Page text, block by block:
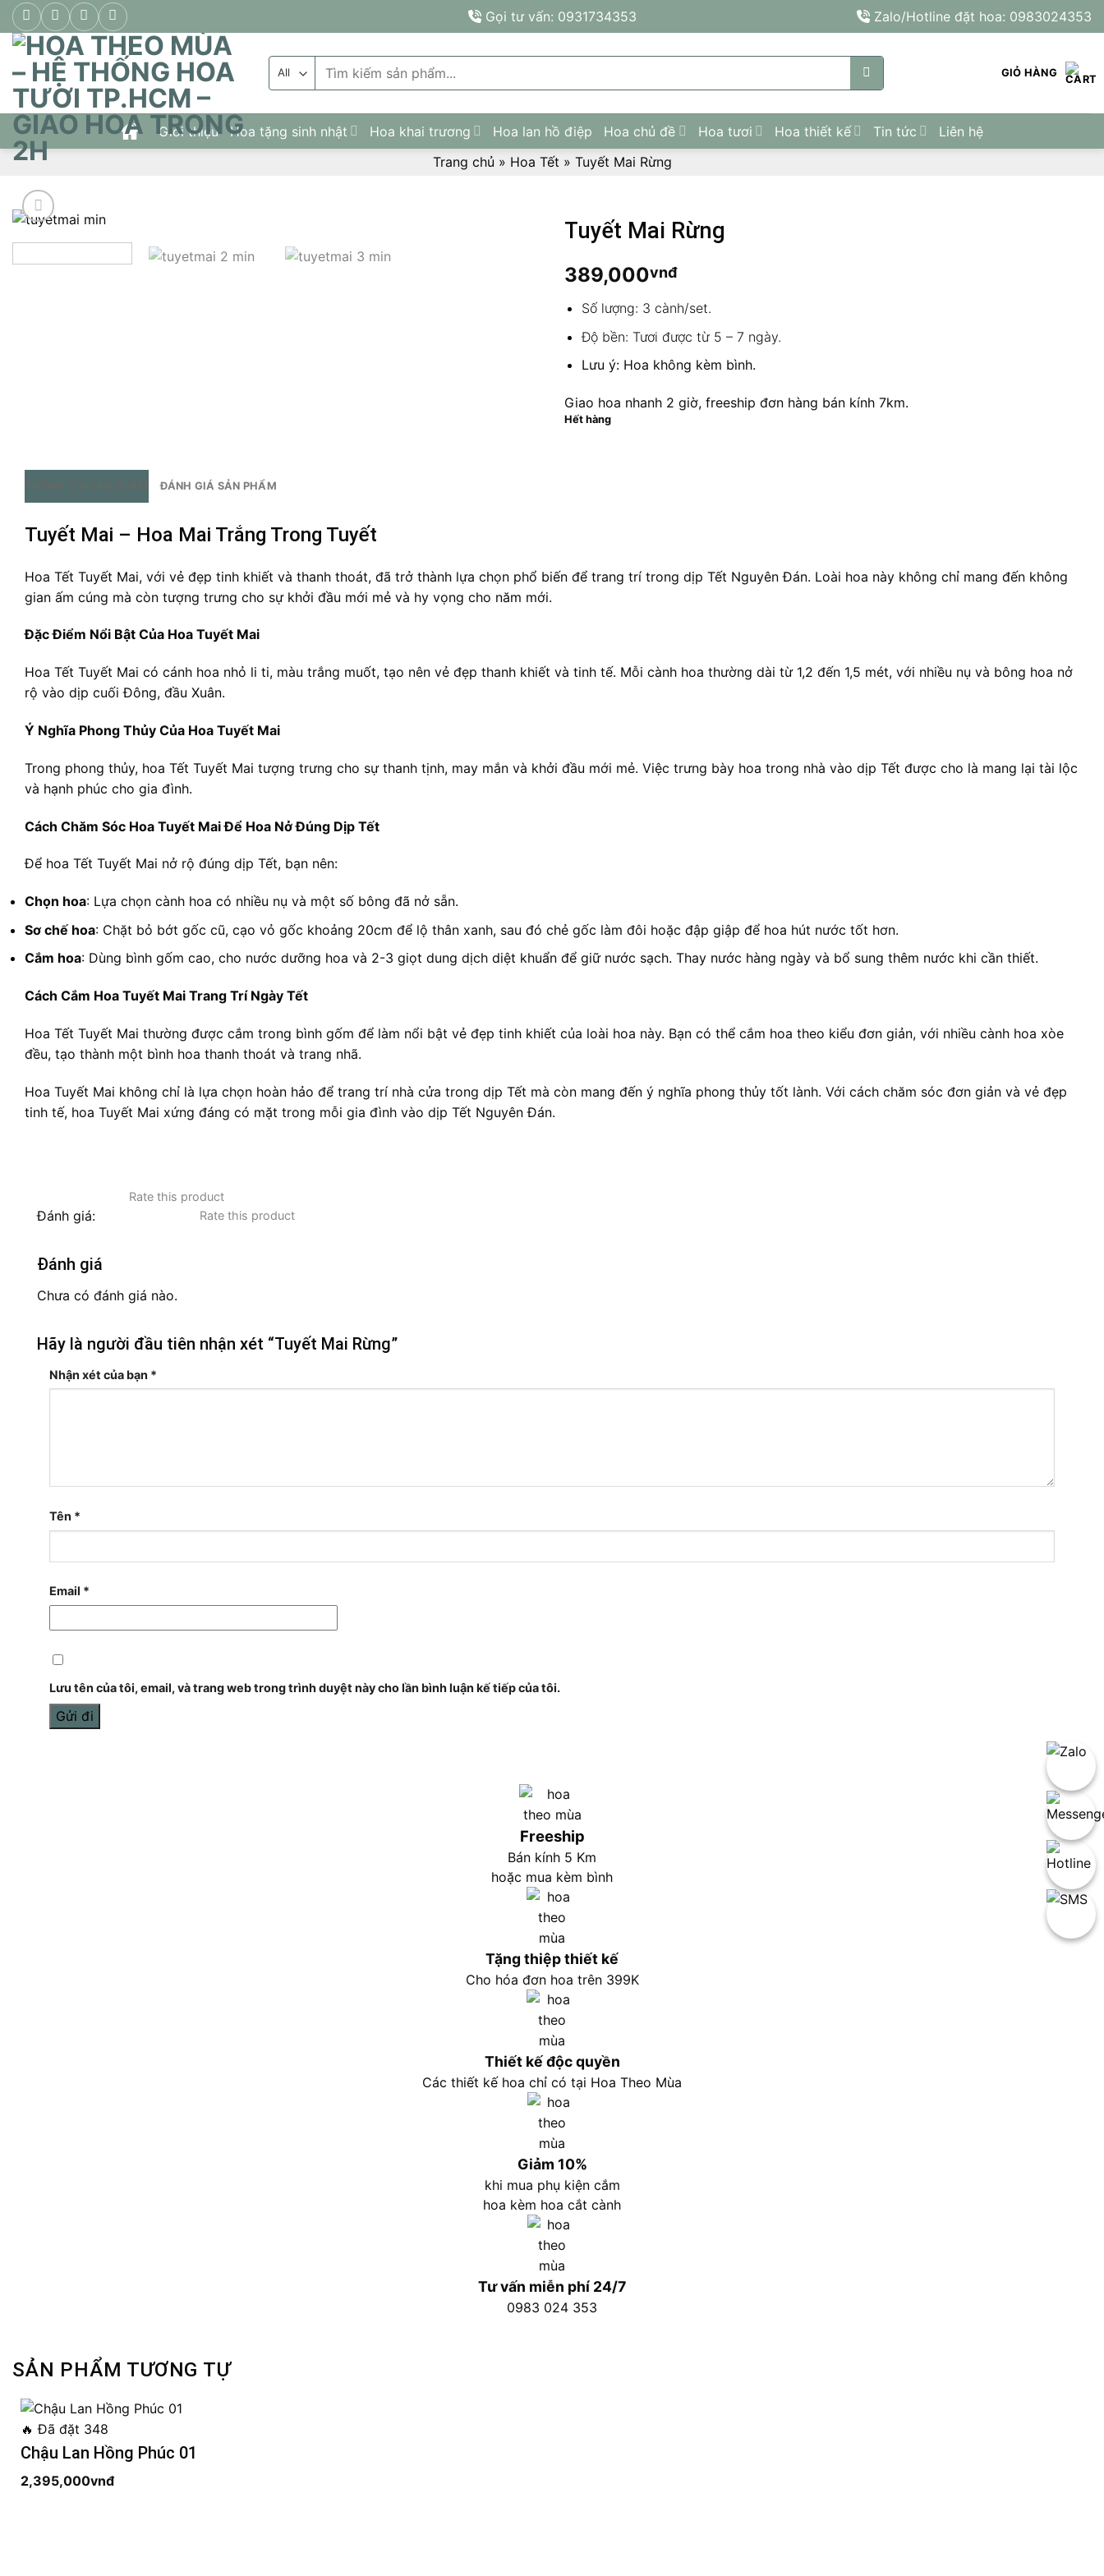
Skip
to
content
Gọi tư vấn: 0931734353 Zalo/Hotline đặt hoa: 0983024353
kiếm:
GIỎ HÀNG
Giới thiệu Hoa tặng sinh nhật Hoa khai trương Hoa lan hồ điệp Hoa chủ đề Hoa tươi Hoa thiết kế Tin tức
Liên hệ
Trang chủ » Hoa Tết » Tuyết Mai Rừng
Tuyết Mai Rừng
389,000vnđ
Số lượng: 3 cành/set.
Độ bền: Tươi được từ 5 – 7 ngày.
Lưu ý: Hoa không kèm bình.
Giao hoa nhanh 2 giờ, freeship đơn hàng bán kính 7km.
Hết hàng
ĐÁNH GIÁ SẢN PHẨM
Tuyết Mai – Hoa Mai Trắng Trong Tuyết
Hoa Tết Tuyết Mai, với vẻ đẹp tinh khiết và thanh thoát, đã trở thành lựa chọn phổ biến để trang trí trong dịp Tết Nguyên Đán. Loài hoa này không chỉ mang đến không
gian ấm cúng mà còn tượng trưng cho sự khởi đầu mới mẻ và hy vọng cho năm mới.
Đặc Điểm Nổi Bật Của Hoa Tuyết Mai
Hoa Tết Tuyết Mai có cánh hoa nhỏ li ti, màu trắng muốt, tạo nên vẻ đẹp thanh khiết và tinh tế. Mỗi cành hoa thường dài từ 1,2 đến 1,5 mét, với nhiều nụ và bông hoa nở
rộ vào dịp cuối Đông, đầu Xuân.
Ý Nghĩa Phong Thủy Của Hoa Tuyết Mai
Trong phong thủy, hoa Tết Tuyết Mai tượng trưng cho sự thanh tịnh, may mắn và khởi đầu mới mẻ. Việc trưng bày hoa trong nhà vào dịp Tết được cho là mang lại tài lộc
và hạnh phúc cho gia đình.
Cách Chăm Sóc Hoa Tuyết Mai Để Hoa Nở Đúng Dịp Tết
Để hoa Tết Tuyết Mai nở rộ đúng dịp Tết, bạn nên:
Chọn hoa: Lựa chọn cành hoa có nhiều nụ và một số bông đã nở sẵn.
Sơ chế hoa: Chặt bỏ bớt gốc cũ, cạo vỏ gốc khoảng 20cm để lộ thân xanh, sau đó chẻ gốc làm đôi hoặc đập giập để hoa hút nước tốt hơn.
Cắm hoa: Dùng bình gốm cao, cho nước dưỡng hoa và 2-3 giọt dung dịch diệt khuẩn để giữ nước sạch. Thay nước hàng ngày và bổ sung thêm nước khi cần thiết.
Cách Cắm Hoa Tuyết Mai Trang Trí Ngày Tết
Hoa Tết Tuyết Mai thường được cắm trong bình gốm để làm nổi bật vẻ đẹp tinh khiết của loài hoa này. Bạn có thể cắm hoa theo kiểu đơn giản, với nhiều cành hoa xòe
đều, tạo thành một bình hoa thanh thoát và trang nhã.
Hoa Tuyết Mai không chỉ là lựa chọn hoàn hảo để trang trí nhà cửa trong dịp Tết mà còn mang đến ý nghĩa phong thủy tốt lành. Với cách chăm sóc đơn giản và vẻ đẹp
tinh tế, hoa Tuyết Mai xứng đáng có mặt trong mỗi gia đình vào dịp Tết Nguyên Đán.
Rate this product
Đánh giá: Rate this product
Đánh giá
Chưa có đánh giá nào.
Hãy là người đầu tiên nhận xét “Tuyết Mai Rừng”
Nhận xét của bạn *
Tên *
Email *
Lưu tên của tôi, email, và trang web trong trình duyệt này cho lần bình luận kế tiếp của tôi.
Freeship
Bán kính 5 Km
hoặc mua kèm bình
Tặng thiệp thiết kế
Cho hóa đơn hoa trên 399K
Thiết kế độc quyền
Các thiết kế hoa chỉ có tại Hoa Theo Mùa
Giảm 10%
khi mua phụ kiện cắm
hoa kèm hoa cắt cành
Tư vấn miễn phí 24/7
0983 024 353
SẢN PHẨM TƯƠNG TỰ
🔥 Đã đặt 348
Chậu Lan Hồng Phúc 01
2,395,000vnđ